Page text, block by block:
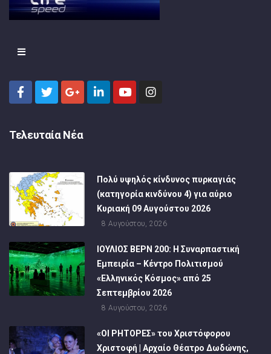
Τελευταία Νέα
Πολύ υψηλός κίνδυνος πυρκαγιάς
(κατηγορία κινδύνου 4) για αύριο
Κυριακή 09 Αυγούστου 2026
8 Αυγούστου, 2026
ΙΟΥΛΙΟΣ ΒΕΡΝ 200: Η Συναρπαστική
Εμπειρία – Κέντρο Πολιτισμού
«Ελληνικός Κόσμος» από 25
Σεπτεμβρίου 2026
8 Αυγούστου, 2026
«ΟΙ ΡΗΤΟΡΕΣ» του Χριστόφορου
Χριστοφή | Αρχαίο Θέατρο Δωδώνης,